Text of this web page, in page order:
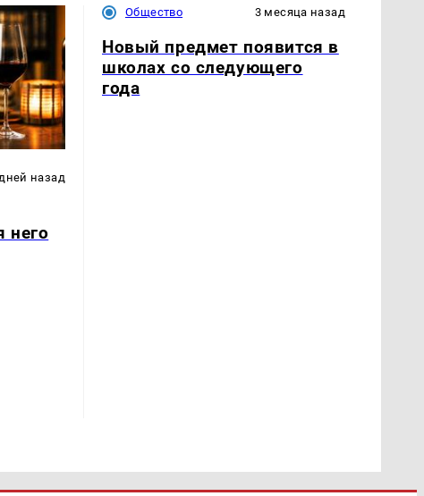
назад
него
Общество 3 месяца назад
Новый предмет появится в
школах со следующего
года